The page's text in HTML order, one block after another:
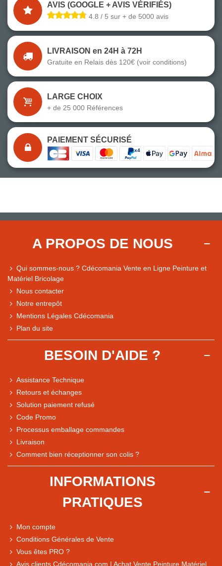
Comparaison des performances du magasin
Express, Chez vous, Point relais, Retrait magasin
AVIS (GOOGLE + AVIS VÉRIFIÉS)
4.8 / 5 sur + de 5000 avis
LIVRAISON en 24H à 72H
Gratuite en Relais dès 120€ (voir conditions)
LARGE CHOIX
+ de 25 000 Références
PAIEMENT SÉCURISÉ
A PROPOS DE NOUS
Qui sommes-nous ? Cdécomania Vente en Ligne Peinture et
Matériel Bricolage
Nous contacter
Notre entrepôt
Mentions Légales Cdécomania
Plan du site
BESOIN D'AIDE ?
Assistance Technique
Retours et échanges
Solution paiement refusé
Code Promo
Processus emballage commandes
Livraison
Comment bien réceptionner son colis ?
INFORMATIONS
PRATIQUES
Mon compte
Conditions Générales de Vente
Vous êtes PRO ?
Avis clients Cdécomania.com | Achat Vente Peinture Matériel